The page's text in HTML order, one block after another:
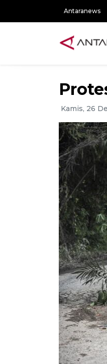
Antaranews
Kamis, 26